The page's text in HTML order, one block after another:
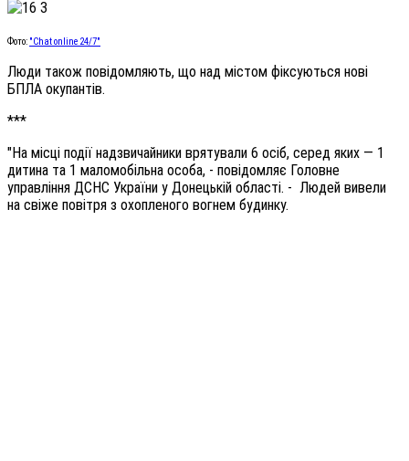
Фото: "Chat online 24/7"
Люди також повідомляють, що над містом фіксуються нові
БПЛА окупантів.
***
"На місці події надзвичайники врятували 6 осіб, серед яких — 1
дитина та 1 маломобільна особа, - повідомляє Головне
управління ДСНС України у Донецькій області. - Людей вивели
на свіже повітря з охопленого вогнем будинку.